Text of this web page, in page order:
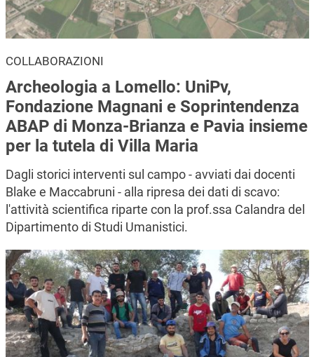
COLLABORAZIONI
Archeologia a Lomello: UniPv,
Fondazione Magnani e Soprintendenza
ABAP di Monza-Brianza e Pavia insieme
per la tutela di Villa Maria
Dagli storici interventi sul campo - avviati dai docenti
Blake e Maccabruni - alla ripresa dei dati di scavo:
l'attività scientifica riparte con la prof.ssa Calandra del
Dipartimento di Studi Umanistici.